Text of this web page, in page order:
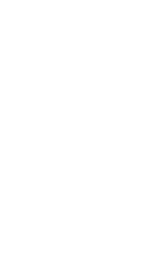
Color: Lavado ligero, Talla: M